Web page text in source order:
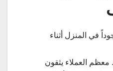
في المنزل أثناء
العملاء يثقون